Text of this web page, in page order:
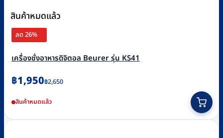
สินค้าหมดแล้ว
ลด 26%
เครื่องชั่งอาหารดิจิตอล Beurer รุ่น KS41
฿2,650
Original
was:
฿2,650.
฿1,950
Current
is:
฿1,950.
สินค้าหมดแล้ว